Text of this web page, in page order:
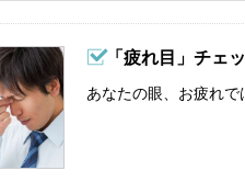
「疲れ目」チェ
あなたの眼、お疲れで